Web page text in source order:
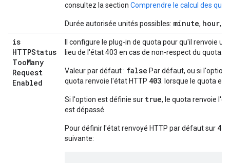
consultez la section Comprendre le calcul des
Durée autorisée unités possibles: minute, hour,
is
HTTPStatus
TooMany
Request
Enabled
Il configure le plug-in de quota pour qu'il renvoie
lieu de l'état 403 en cas de non-respect du quota.
Valeur par défaut : false Par défaut, ou si
quota renvoie l'état HTTP 403 . lorsque le quota
Si l'option est définie sur true, le quota renvoie
est dépassé.
Pour définir l'état renvoyé HTTP par défaut sur 429
suivante: